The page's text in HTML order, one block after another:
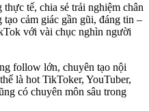
tế, chia sẻ trải nghiệm chân
cảm giác gần gũi, đáng tin –
với vài chục nghìn người
follow lớn, chuyên tạo nội
là hot TikToker, YouTuber,
có chuyên môn sâu trong